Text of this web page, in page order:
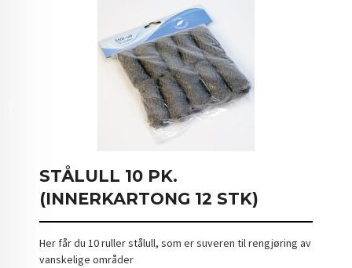
STÅLULL 10 PK.
(INNERKARTONG 12 STK)
Her får du 10 ruller stålull, som er suveren til rengjøring av
vanskelige områder